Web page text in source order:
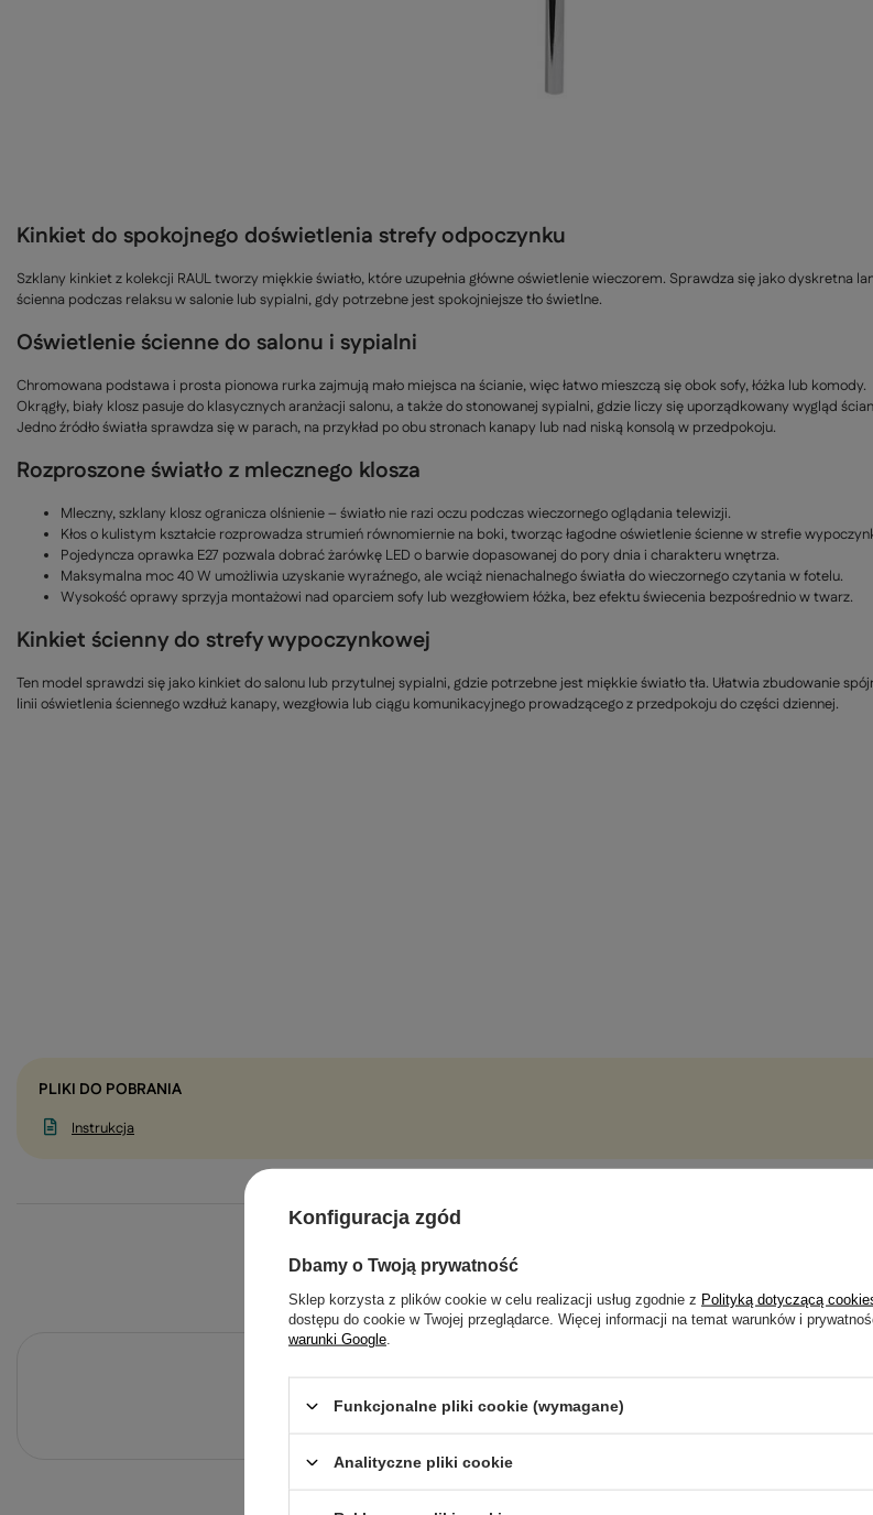
Kinkiet do spokojnego doświetlenia strefy odpoczynku
Szklany kinkiet z kolekcji RAUL tworzy miękkie światło, które uzupełnia główne oświetlenie wieczorem. Sprawdza się jako dyskretna
ścienna podczas relaksu w salonie lub sypialni, gdy potrzebne jest spokojniejsze tło świetlne.
Oświetlenie ścienne do salonu i sypialni
Chromowana podstawa i prosta pionowa rurka zajmują mało miejsca na ścianie, więc łatwo mieszczą się obok sofy, łóżka lub komody.
Okrągły, biały klosz pasuje do klasycznych aranżacji salonu, a także do stonowanej sypialni, gdzie liczy się uporządkowany wygląd
Jedno źródło światła sprawdza się w parach, na przykład po obu stronach kanapy lub nad niską konsolą w przedpokoju.
Rozproszone światło z mlecznego klosza
Mleczny, szklany klosz ogranicza olśnienie – światło nie razi oczu podczas wieczornego oglądania telewizji.
Kłos o kulistym kształcie rozprowadza strumień równomiernie na boki, tworząc łagodne oświetlenie ścienne w strefie
Pojedyncza oprawka E27 pozwala dobrać żarówkę LED o barwie dopasowanej do pory dnia i charakteru wnętrza.
Maksymalna moc 40 W umożliwia uzyskanie wyraźnego, ale wciąż nienachalnego światła do wieczornego czytania w fotelu.
Wysokość oprawy sprzyja montażowi nad oparciem sofy lub wezgłowiem łóżka, bez efektu świecenia bezpośrednio w twarz.
Kinkiet ścienny do strefy wypoczynkowej
Ten model sprawdzi się jako kinkiet do salonu lub przytulnej sypialni, gdzie potrzebne jest miękkie światło tła. Ułatwia zbudowanie
linii oświetlenia ściennego wzdłuż kanapy, wezgłowia lub ciągu komunikacyjnego prowadzącego z przedpokoju do części dziennej.
PLIKI DO POBRANIA
Instrukcja
Zadaj pytanie a my odpowiemy niezwłocznie, najciekawsze pytania i odpowiedzi publikując
Konfiguracja zgód
Dbamy o Twoją prywatność
Sklep korzysta z plików cookie w celu realizacji usług zgodnie z Polityką dotyczącą
dostępu do cookie w Twojej przeglądarce. Więcej informacji na temat warunków i
warunki Google
Funkcjonalne pliki cookie (wymagane)
Analityczne pliki cookie